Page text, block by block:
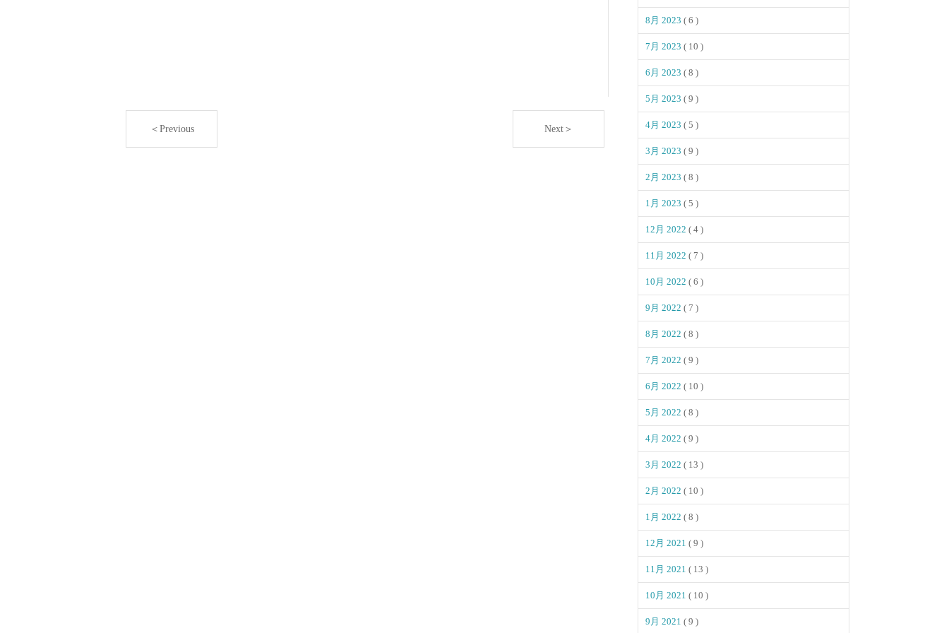
＜Previous Next＞
8月 2023 ( 6 )
7月 2023 ( 10 )
6月 2023 ( 8 )
5月 2023 ( 9 )
4月 2023 ( 5 )
3月 2023 ( 9 )
2月 2023 ( 8 )
1月 2023 ( 5 )
12月 2022 ( 4 )
11月 2022 ( 7 )
10月 2022 ( 6 )
9月 2022 ( 7 )
8月 2022 ( 8 )
7月 2022 ( 9 )
6月 2022 ( 10 )
5月 2022 ( 8 )
4月 2022 ( 9 )
3月 2022 ( 13 )
2月 2022 ( 10 )
1月 2022 ( 8 )
12月 2021 ( 9 )
11月 2021 ( 13 )
10月 2021 ( 10 )
9月 2021 ( 9 )